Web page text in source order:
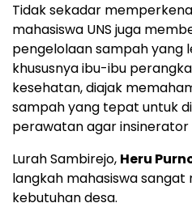
Tidak sekadar
mahasiswa UNS juga
pengelolaan sampah yang
khususnya ibu-ibu
kesehatan, diajak
sampah yang tepat untuk
perawatan agar
Lurah Sambirejo, Heru
langkah mahasiswa sangat
kebutuhan desa.